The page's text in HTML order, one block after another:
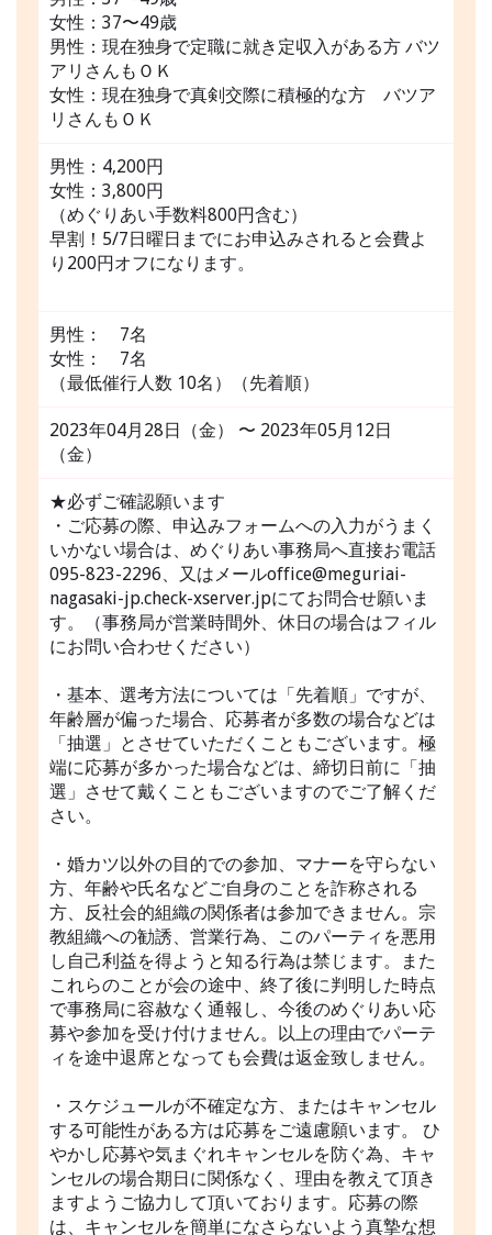
女性：37〜49歳
男性：現在独身で定職に就き定収入がある方 バツ
アリさんもＯＫ
女性：現在独身で真剣交際に積極的な方 バツア
リさんもＯＫ
男性：4,200円
女性：3,800円
（めぐりあい手数料800円含む）
早割！5/7日曜日までにお申込みされると会費よ
り200円オフになります。
男性： 7名
女性： 7名
（最低催行人数 10名）（先着順）
2023年04月28日（金） 〜 2023年05月12日
（金）
★必ずご確認願います
・ご応募の際、申込みフォームへの入力がうまく
いかない場合は、めぐりあい事務局へ直接お電話
095-823-2296、又はメールoffice@meguriai-
nagasaki-jp.check-xserver.jpにてお問合せ願いま
す。（事務局が営業時間外、休日の場合はフィル
にお問い合わせください）
・基本、選考方法については「先着順」ですが、
年齢層が偏った場合、応募者が多数の場合などは
「抽選」とさせていただくこともございます。極
端に応募が多かった場合などは、締切日前に「抽
選」させて戴くこともございますのでご了解くだ
さい。
・婚カツ以外の目的での参加、マナーを守らない
方、年齢や氏名などご自身のことを詐称される
方、反社会的組織の関係者は参加できません。宗
教組織への勧誘、営業行為、このパーティを悪用
し自己利益を得ようと知る行為は禁じます。また
これらのことが会の途中、終了後に判明した時点
で事務局に容赦なく通報し、今後のめぐりあい応
募や参加を受け付けません。以上の理由でパーテ
ィを途中退席となっても会費は返金致しません。
・スケジュールが不確定な方、またはキャンセル
する可能性がある方は応募をご遠慮願います。 ひ
やかし応募や気まぐれキャンセルを防ぐ為、キャ
ンセルの場合期日に関係なく、理由を教えて頂き
ますようご協力して頂いております。応募の際
は、キャンセルを簡単になさらないよう真摯な想